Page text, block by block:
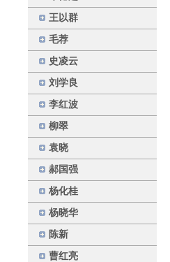
王以群
毛荐
史凌云
刘学良
李红波
柳翠
袁晓
郝国强
杨化桂
杨晓华
陈新
曹红亮